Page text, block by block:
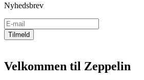
Nyhedsbrev
Velkommen til Zeppelin